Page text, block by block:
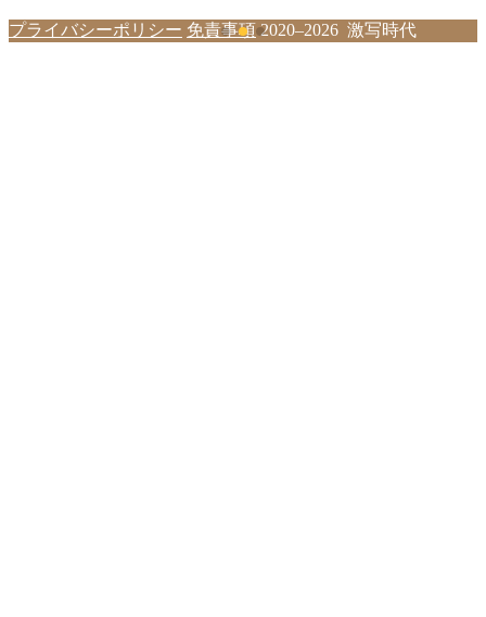
プライバシーポリシー 免責事項 2020–2026 激写時代